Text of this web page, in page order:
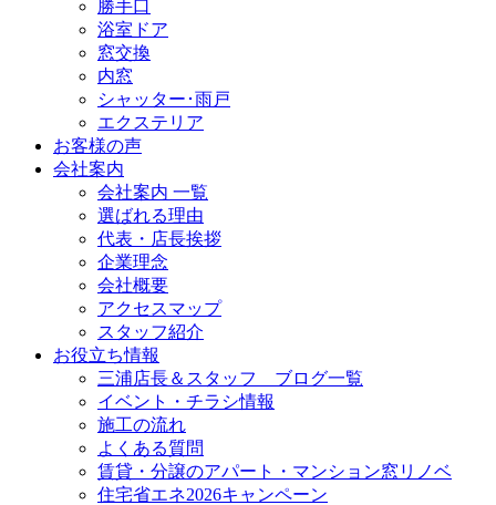
勝手口
浴室ドア
窓交換
内窓
シャッター･雨戸
エクステリア
お客様の声
会社案内
会社案内 一覧
選ばれる理由
代表・店長挨拶
企業理念
会社概要
アクセスマップ
スタッフ紹介
お役立ち情報
三浦店長＆スタッフ ブログ一覧
イベント・チラシ情報
施工の流れ
よくある質問
賃貸・分譲のアパート・マンション窓リノベ
住宅省エネ2026キャンペーン